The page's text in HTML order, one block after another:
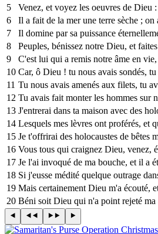
5
Venez, et voyez les oeuvres de Dieu
6
Il a fait de la mer une terre sèche ;
7
Il domine par sa puissance
8
Peuples, bénissez notre Dieu, et
9
C'est lui qui a remis notre âme en
10 Car, ô Dieu ! tu nous avais sondés,
11 Tu nous avais amenés aux filets, tu
12 Tu avais fait monter les hommes sur
13 J'entrerai dans ta maison avec des
14 Lesquels mes lèvres ont proférés, et
15 Je t'offrirai des holocaustes de bêtes
16 Vous tous qui craignez Dieu, venez,
17 Je l'ai invoqué de ma bouche, et il a
18 Si j'eusse médité quelque outrage
19 Mais certainement Dieu m'a écouté,
20 Béni soit Dieu qui n'a point rejeté